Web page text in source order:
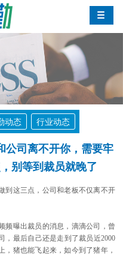
动态 行业动态
公司离不开你，需要牢
别等到裁员就晚了
这三点，公司和老板不仅离不开
曝出裁员的消息，滴滴公司，曾
，最后自己还是走到了裁员近2000
，猪也能飞起来，如今到了猪年，